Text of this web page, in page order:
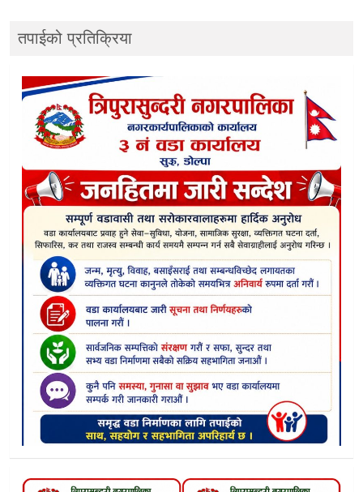
तपाईको प्रतिक्रिया